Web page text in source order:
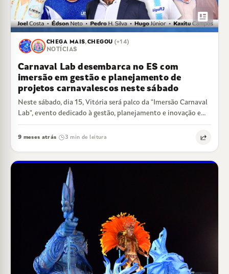
newsmode
CHEGA MAIS,CHEGOU (+14)
NOTÍCIAS
Carnaval Lab desembarca no ES com
imersão em gestão e planejamento de
projetos carnavalescos neste sábado
Neste sábado, dia 15, Vitória será palco da "Imersão Carnaval
Lab", evento dedicado à gestão, planejamento e inovação em
projetos de Carnaval.…
9 meses atrás 3 min de leitura